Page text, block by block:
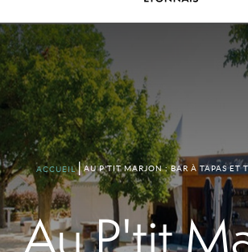
ACCUEIL AU P'TIT MARJON : BAR À TAPAS ET
Au P'tit